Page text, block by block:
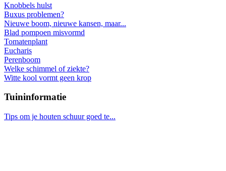
Knobbels hulst
Buxus problemen?
Nieuwe boom, nieuwe kansen, maar...
Blad pompoen misvormd
Tomatenplant
Eucharis
Perenboom
Welke schimmel of ziekte?
Witte kool vormt geen krop
Tuininformatie
Tips om je houten schuur goed te...